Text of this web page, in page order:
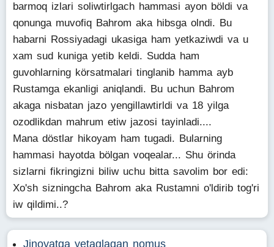
barmoq izlari soliwtirlgach hammasi ayon böldi va
qonunga muvofiq Bahrom aka hibsga olndi. Bu
habarni Rossiyadagi ukasiga ham yetkaziwdi va u
xam sud kuniga yetib keldi. Sudda ham
guvohlarning körsatmalari tinglanib hamma ayb
Rustamga ekanligi aniqlandi. Bu uchun Bahrom
akaga nisbatan jazo yengillawtirldi va 18 yilga
ozodlikdan mahrum etiw jazosi tayinladi....
Mana döstlar hikoyam ham tugadi. Bularning
hammasi hayotda bölgan voqealar... Shu örinda
sizlarni fikringizni biliw uchu bitta savolim bor edi:
Xo'sh sizningcha Bahrom aka Rustamni o'ldirib tog'ri
iw qildimi..?
Jinoyatga yetaglagan nomus